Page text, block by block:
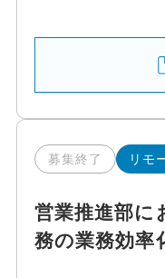
募集終了 リモ
営業推進部に
務の業務効率